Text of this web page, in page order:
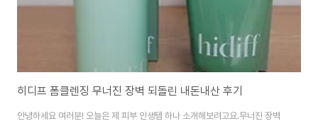
히디프 폼클렌징 무너진 장벽 되돌린 내돈내산 후기
안녕하세요 여러분! 오늘은 제 피부 인생템 하나 소개해보려고요.무너진 장벽